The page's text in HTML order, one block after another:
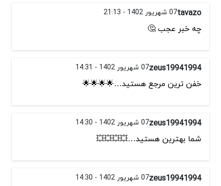
tavazo07 شهریور 1402 - 21:13
چه خبر عجب 🤔
zeus1994199407 شهریور 1402 - 14:31
خفن ترین مرجع هستید…🌟🌟🌟🌟
zeus1994199407 شهریور 1402 - 14:30
شما بهترین هستید…💥💥💥💥
zeus1994199407 شهریور 1402 - 14:30